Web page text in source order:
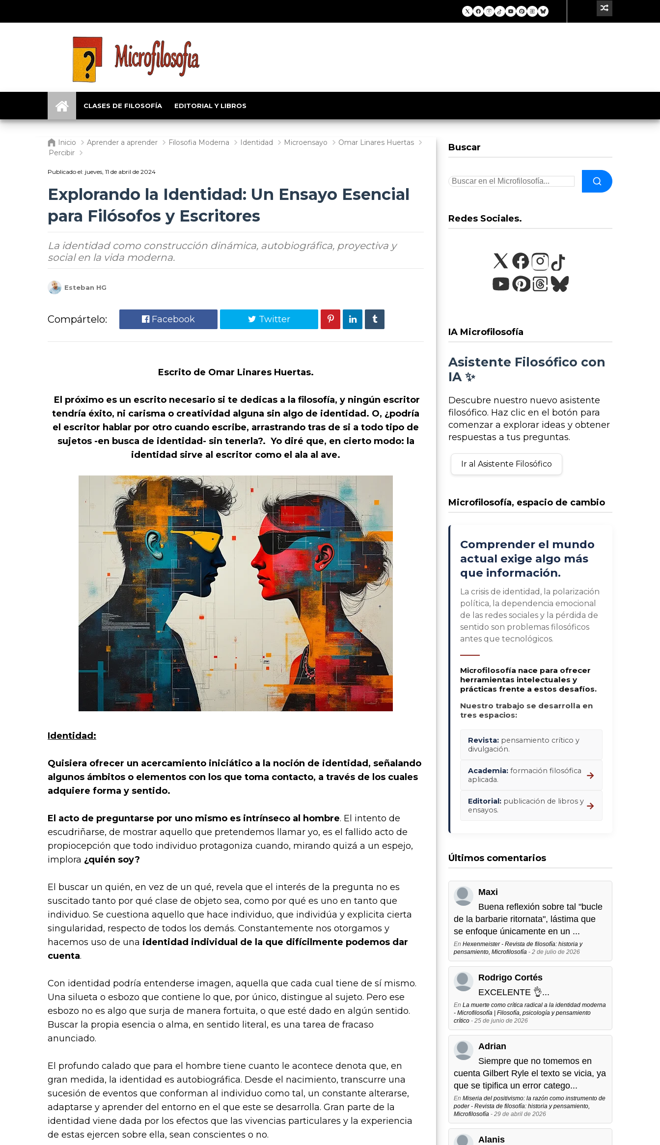
CLASES DE FILOSOFÍA EDITORIAL Y LIBROS
Inicio Aprender a aprender Filosofia Moderna Identidad Microensayo
Omar Linares Huertas
Percibir
Publicado el: jueves, 11 de abril de 2024
Explorando la Identidad: Un Ensayo Esencial
para Filósofos y Escritores
La identidad como construcción dinámica, autobiográfica, proyectiva y
social en la vida moderna.
Esteban HG
Compártelo: Facebook Twitter
Escrito de Omar Linares Huertas.
El próximo es un escrito necesario si te dedicas a la filosofía, y ningún escritor
tendría éxito, ni carisma o creatividad alguna sin algo de identidad. O, ¿podría
el escritor hablar por otro cuando escribe, arrastrando tras de si a todo tipo de
sujetos -en busca de identidad- sin tenerla?. Yo diré que, en cierto modo: la
identidad sirve al escritor como el ala al ave.
Identidad:
Quisiera ofrecer un acercamiento iniciático a la noción de identidad, señalando
algunos ámbitos o elementos con los que toma contacto, a través de los cuales
adquiere forma y sentido.
El acto de preguntarse por uno mismo es intrínseco al hombre. El intento de
escudriñarse, de mostrar aquello que pretendemos llamar yo, es el fallido acto de
propiocepción que todo individuo protagoniza cuando, mirando quizá a un espejo,
implora ¿quién soy?
El buscar un quién, en vez de un qué, revela que el interés de la pregunta no es
suscitado tanto por qué clase de objeto sea, como por qué es uno en tanto que
individuo. Se cuestiona aquello que hace individuo, que individúa y explicita cierta
singularidad, respecto de todos los demás. Constantemente nos otorgamos y
hacemos uso de una identidad individual de la que difícilmente podemos dar
cuenta.
Con identidad podría entenderse imagen, aquella que cada cual tiene de sí mismo.
Una silueta o esbozo que contiene lo que, por único, distingue al sujeto. Pero ese
esbozo no es algo que surja de manera fortuita, o que esté dado en algún sentido.
Buscar la propia esencia o alma, en sentido literal, es una tarea de fracaso
anunciado.
El profundo calado que para el hombre tiene cuanto le acontece denota que, en
gran medida, la identidad es autobiográfica. Desde el nacimiento, transcurre una
sucesión de eventos que conforman al individuo como tal, un constante alterarse,
adaptarse y aprender del entorno en el que este se desarrolla. Gran parte de la
identidad viene dada por los efectos que las vivencias particulares y la experiencia
de estas ejercen sobre ella, sean conscientes o no.
Buscar
Redes Sociales.
IA Microfilosofía
Asistente Filosófico con
IA ✨
Descubre nuestro nuevo asistente
filosófico. Haz clic en el botón para
comenzar a explorar ideas y obtener
respuestas a tus preguntas.
Ir al Asistente Filosófico
Microfilosofía, espacio de cambio
Comprender el mundo
actual exige algo más
que información.
La crisis de identidad, la polarización
política, la dependencia emocional
de las redes sociales y la pérdida de
sentido son problemas filosóficos
antes que tecnológicos.
Microfilosofía nace para ofrecer
herramientas intelectuales y
prácticas frente a estos desafíos.
Nuestro trabajo se desarrolla en
tres espacios:
Revista: pensamiento crítico y
divulgación.
Academia: formación filosófica
aplicada.
→
Editorial: publicación de libros y
ensayos.
→
Últimos comentarios
Maxi
Buena reflexión sobre tal "bucle
de la barbarie ritornata", lástima que
se enfoque únicamente en un ...
En Hexenmeister - Revista de filosofía: historia y
pensamiento, Microfilosofía - 2 de julio de 2026
Rodrigo Cortés
EXCELENTE 👌...
En La muerte como crítica radical a la identidad moderna
- Microfilosofía | Filosofía, psicología y pensamiento
crítico - 25 de junio de 2026
Adrian
Siempre que no tomemos en
cuenta Gilbert Ryle el texto se vicia, ya
que se tipifica un error catego...
En Miseria del positivismo: la razón como instrumento de
poder - Revista de filosofía: historia y pensamiento,
Microfilosofía - 29 de abril de 2026
Alanis